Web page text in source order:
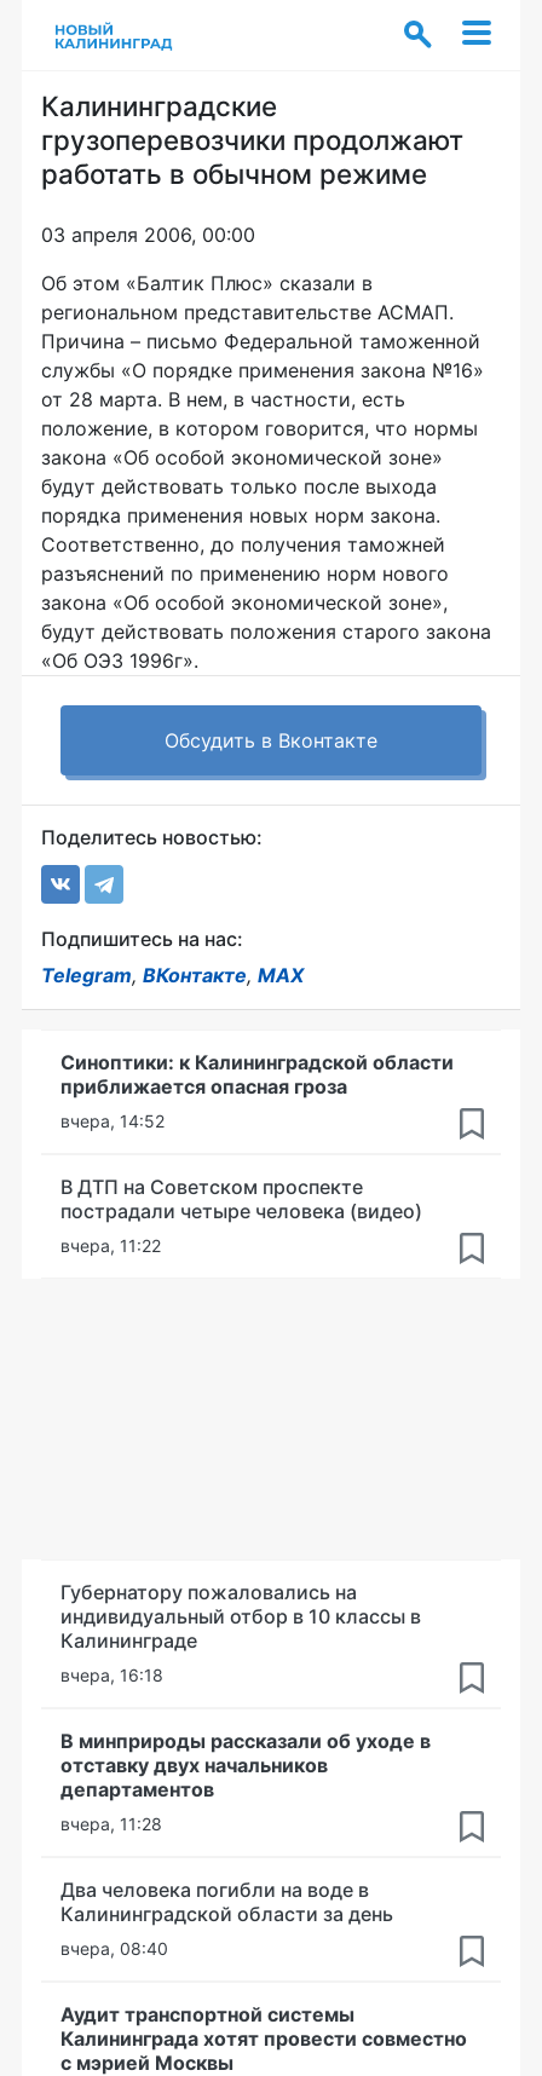
Калининградские
грузоперевозчики продолжают
работать в обычном режиме
03 апреля 2006, 00:00
Об этом «Балтик Плюс» сказали в
региональном представительстве АСМАП.
Причина – письмо Федеральной таможенной
службы «О порядке применения закона №16»
от 28 марта. В нем, в частности, есть
положение, в котором говорится, что нормы
закона «Об особой экономической зоне»
будут действовать только после выхода
порядка применения новых норм закона.
Соответственно, до получения таможней
разъяснений по применению норм нового
закона «Об особой экономической зоне»,
будут действовать положения старого закона
«Об ОЭЗ 1996г».
Обсудить в Вконтакте
Поделитесь новостью:
Подпишитесь на нас:
Telegram, ВКонтакте, MAX
Синоптики: к Калининградской области
приближается опасная гроза
вчера, 14:52
В ДТП на Советском проспекте
пострадали четыре человека (видео)
вчера, 11:22
Губернатору пожаловались на
индивидуальный отбор в 10 классы в
Калининграде
вчера, 16:18
В минприроды рассказали об уходе в
отставку двух начальников
департаментов
вчера, 11:28
Два человека погибли на воде в
Калининградской области за день
вчера, 08:40
Аудит транспортной системы
Калининграда хотят провести совместно
с мэрией Москвы